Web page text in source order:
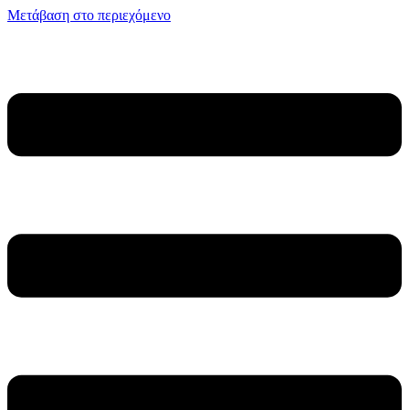
Μετάβαση στο περιεχόμενο